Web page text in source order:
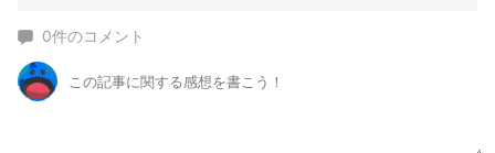
0件のコメント